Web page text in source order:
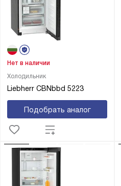
Холодильник
Liebherr CBNbbd 5223
Нет в наличии
Подобрать аналог